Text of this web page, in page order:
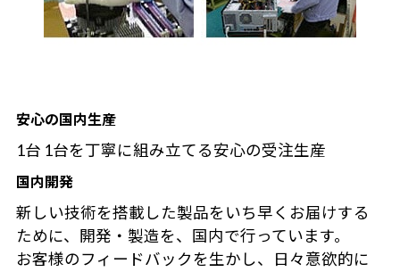
安心の国内生産
1台 1台を丁寧に組み立てる安心の受注生産
国内開発
新しい技術を搭載した製品をいち早くお届けする
ために、開発・製造を、国内で行っています。
お客様のフィードバックを生かし、日々意欲的に